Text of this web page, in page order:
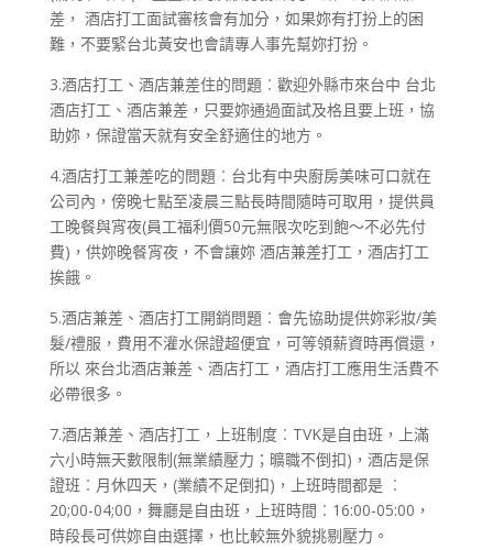
差， 酒店打工面試審核會有加分，如果妳有打扮上的困
難，不要緊台北黃安也會請專人事先幫妳打扮。
3.酒店打工、酒店兼差住的問題︰歡迎外縣市來台中 台北
酒店打工、酒店兼差，只要妳通過面試及格且要上班，協
助妳，保證當天就有安全舒適住的地方。
4.酒店打工兼差吃的問題︰台北有中央廚房美味可口就在
公司內，傍晚七點至凌晨三點長時間隨時可取用，提供員
工晚餐與宵夜(員工福利價50元無限次吃到飽～不必先付
費)，供妳晚餐宵夜，不會讓妳 酒店兼差打工，酒店打工
挨餓。
5.酒店兼差、酒店打工開銷問題︰會先協助提供妳彩妝/美
髮/禮服，費用不灌水保證超便宜，可等領薪資時再償還，
所以 來台北酒店兼差、酒店打工，酒店打工應用生活費不
必帶很多。
7.酒店兼差、酒店打工，上班制度︰TVK是自由班，上滿
六小時無天數限制(無業績壓力；曠職不倒扣)，酒店是保
證班︰月休四天，(業績不足倒扣)，上班時間都是 ︰
20;00-04;00，舞廳是自由班，上班時間︰16:00-05:00，
時段長可供妳自由選擇，也比較無外貌挑剔壓力。